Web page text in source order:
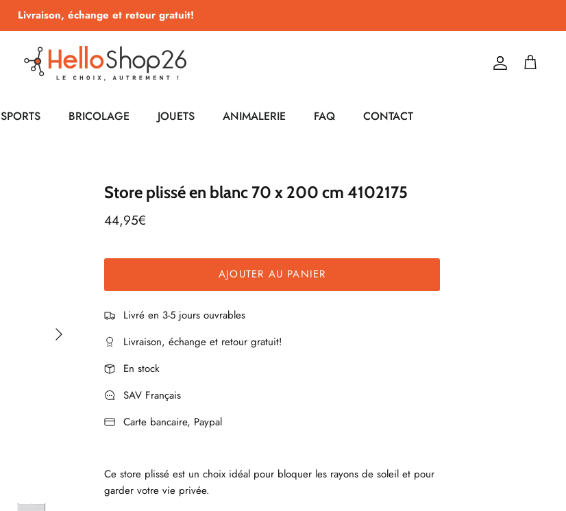
Livraison, échange et retour gratuit!
Compte
Panier
SPORTS BRICOLAGE JOUETS ANIMALERIE FAQ CONTACT
Store plissé en blanc 70 x 200 cm 4102175
44,95€
AJOUTER AU PANIER
Livré en 3-5 jours ouvrables
Livraison, échange et retour gratuit!
En stock
SAV Français
Carte bancaire, Paypal
Ce store plissé est un choix idéal pour bloquer les rayons de soleil et pour
garder votre vie privée.